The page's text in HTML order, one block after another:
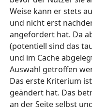
Weise kann er stets
und nicht erst
angefordert hat. Da
(potentiell sind das
und im Cache
Auswahl getroffen
Das erste Kriterium
geändert hat. Das
an der Seite selbst